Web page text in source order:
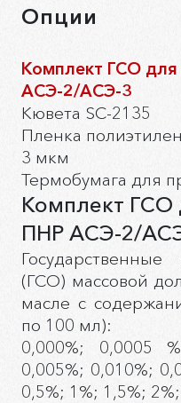
Опции
Комплект ГСО
АСЭ-2/АСЭ-3
Кювета SC-2135
Пленка
3 мкм
Термобумага для
Комплект ГСО
ПНР АСЭ-2/
(ГСО) массовой
масле с
по 100 мл):
0,000%; 0,0005
0,005%; 0,010%;
0,5%; 1%; 1,5%;